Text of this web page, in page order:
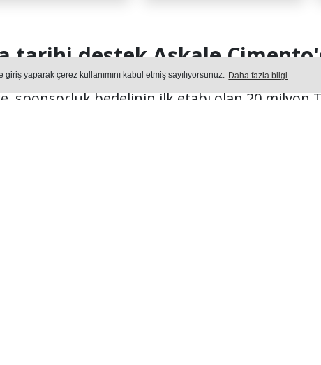
yaparak çerez kullanımını kabul etmiş sayılıyorsunuz. Daha fazla bilgi
tarihi destek Aşkale
sponsorluk bedelinin ilk etabı olan 20 milyon